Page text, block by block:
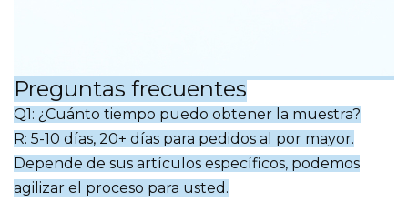
Preguntas frecuentes
Q1: ¿Cuánto tiempo puedo obtener la muestra?
R: 5-10 días, 20+ días para pedidos al por mayor.
Depende de sus artículos específicos, podemos
agilizar el proceso para usted.